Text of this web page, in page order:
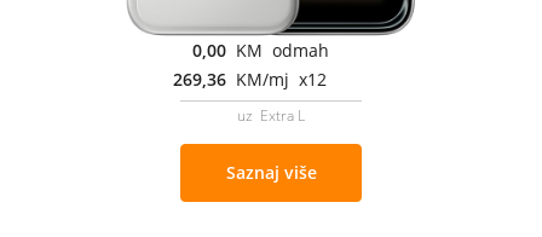
0,00 KM odmah
269,36 KM/mj x12
uz Extra L
Saznaj više